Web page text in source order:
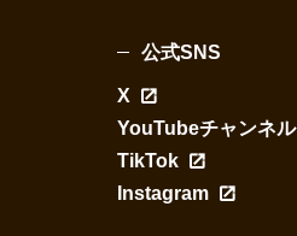
公式SNS
X
YouTubeチャンネル
TikTok
Instagram